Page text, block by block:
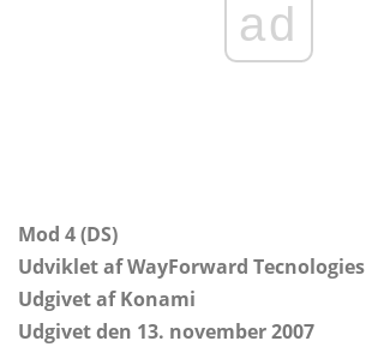
ad
Mod 4 (DS)
Udviklet af WayForward Tecnologies
Udgivet af Konami
Udgivet den 13. november 2007